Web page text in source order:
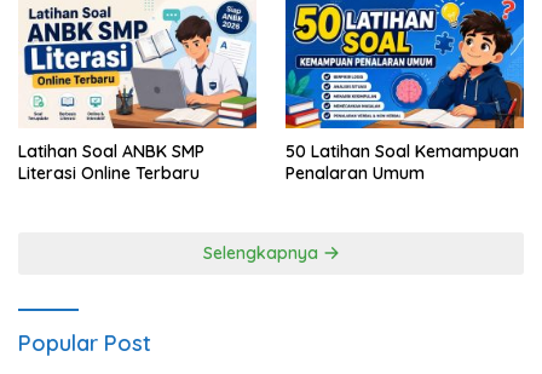
Latihan Soal ANBK SMP
Literasi Online Terbaru
50 Latihan Soal Kemampuan
Penalaran Umum
Selengkapnya
Popular Post